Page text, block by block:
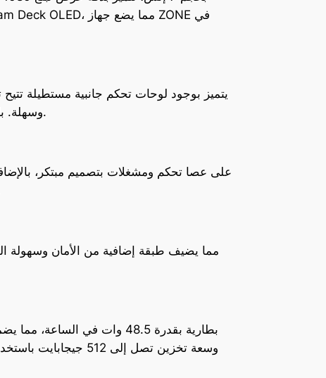
وسهلة. بالإضافة إلى ذلك، يتضمن الجهاز مشغلات للألعاب تدعم التعديل، مما يمنح اللاعبين خيارات أكثر لتخصيص تجربتهم.